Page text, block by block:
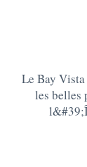
Le Bay
les belles